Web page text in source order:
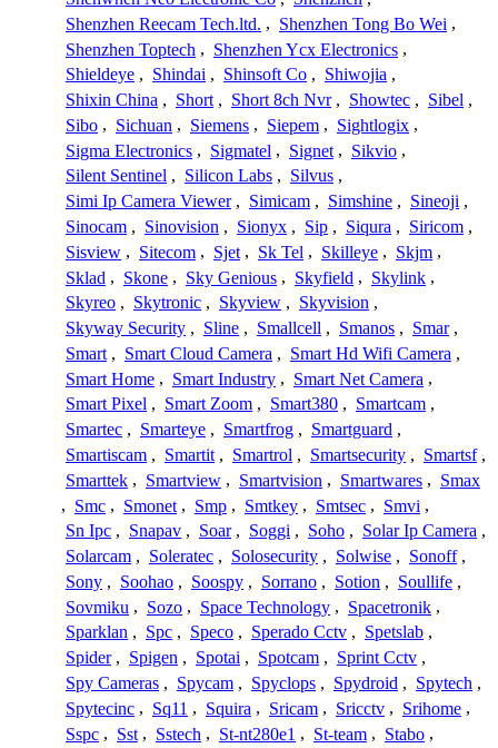
Shenzhen Reecam Tech.ltd. , Shenzhen Tong Bo Wei ,
Shenzhen Toptech , Shenzhen Ycx Electronics ,
Shieldeye , Shindai , Shinsoft Co , Shiwojia ,
Shixin China , Short , Short 8ch Nvr , Showtec , Sibel ,
Sibo , Sichuan , Siemens , Siepem , Sightlogix ,
Sigma Electronics , Sigmatel , Signet , Sikvio ,
Silent Sentinel , Silicon Labs , Silvus ,
Simi Ip Camera Viewer , Simicam , Simshine , Sineoji ,
Sinocam , Sinovision , Sionyx , Sip , Siqura , Siricom ,
Sisview , Sitecom , Sjet , Sk Tel , Skilleye , Skjm ,
Sklad , Skone , Sky Genious , Skyfield , Skylink ,
Skyreo , Skytronic , Skyview , Skyvision ,
Skyway Security , Sline , Smallcell , Smanos , Smar ,
Smart , Smart Cloud Camera , Smart Hd Wifi Camera ,
Smart Home , Smart Industry , Smart Net Camera ,
Smart Pixel , Smart Zoom , Smart380 , Smartcam ,
Smartec , Smarteye , Smartfrog , Smartguard ,
Smartiscam , Smartit , Smartrol , Smartsecurity , Smartsf ,
Smarttek , Smartview , Smartvision , Smartwares , Smax
, Smc , Smonet , Smp , Smtkey , Smtsec , Smvi ,
Sn Ipc , Snapav , Soar , Soggi , Soho , Solar Ip Camera ,
Solarcam , Soleratec , Solosecurity , Solwise , Sonoff ,
Sony , Soohao , Soospy , Sorrano , Sotion , Soullife ,
Sovmiku , Sozo , Space Technology , Spacetronik ,
Sparklan , Spc , Speco , Sperado Cctv , Spetslab ,
Spider , Spigen , Spotai , Spotcam , Sprint Cctv ,
Spy Cameras , Spycam , Spyclops , Spydroid , Spytech ,
Spytecinc , Sq11 , Squira , Sricam , Sricctv , Srihome ,
Sspc , Sst , Sstech , St-nt280e1 , St-team , Stabo ,